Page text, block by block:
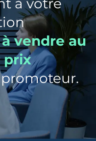
à votre
vendre au
prix